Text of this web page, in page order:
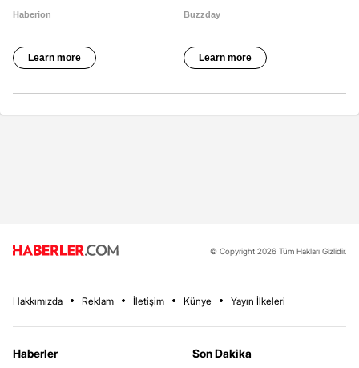
© Copyright 2026 Tüm Hakları Gizlidir.
Hakkımızda Reklam İletişim Künye Yayın İlkeleri
Haberler
Son Dakika